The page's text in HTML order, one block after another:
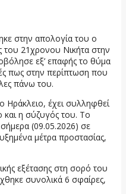
στην απολογία του ο
του 21χρονου Νικήτα στην
εξ’ επαφής το θύμα
πως στην περίπτωση που
πάνω του.
Ηράκλειο, έχει συλληφθεί
η σύζυγός του. Το
σήμερα (09.05.2026) σε
μέτρα προστασίας,
εξέτασης στη σορό του
συνολικά 6 σφαίρες,